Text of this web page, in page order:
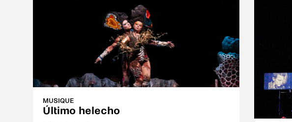
MUSIQUE
Último helecho